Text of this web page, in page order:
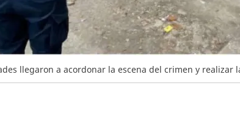
llegaron a acordonar la escena del crimen y realizar